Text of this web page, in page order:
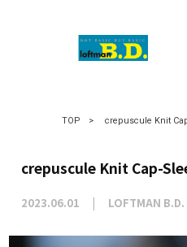
TOP > crepuscule Knit
crepuscule Knit Cap-
2023.06.01 LOFTMAN B.D.